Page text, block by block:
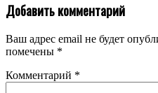
Добавить комментарий
Ваш адрес email не будет
помечены *
Комментарий *